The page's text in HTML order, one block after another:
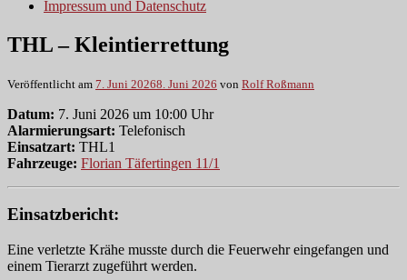
Impressum und Datenschutz
THL – Kleintierrettung
Veröffentlicht am 7. Juni 20268. Juni 2026 von Rolf Roßmann
Datum: 7. Juni 2026 um 10:00 Uhr
Alarmierungsart: Telefonisch
Einsatzart: THL1
Fahrzeuge: Florian Täfertingen 11/1
Einsatzbericht:
Eine verletzte Krähe musste durch die Feuerwehr eingefangen und
einem Tierarzt zugeführt werden.